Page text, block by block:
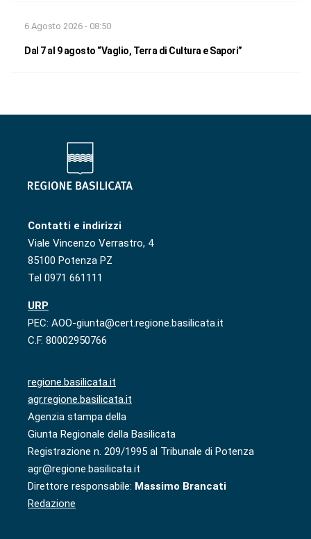
6 Agosto 2026 - 08:50
Dal 7 al 9 agosto “Vaglio, Terra di Cultura e Sapori”
Contatti e indirizzi
Viale Vincenzo Verrastro, 4
85100 Potenza PZ
Tel 0971 661111
URP
PEC: AOO-giunta@cert.regione.basilicata.it
C.F. 80002950766
regione.basilicata.it
agr.regione.basilicata.it
Agenzia stampa della
Giunta Regionale della Basilicata
Registrazione n. 209/1995 al Tribunale di Potenza
agr@regione.basilicata.it
Direttore responsabile: Massimo Brancati
Redazione